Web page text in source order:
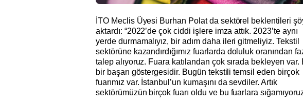
İTO Meclis Üyesi Burhan Polat da sektörel beklentileri
aktardı: “2022’de çok ciddi işlere imza attık. 2023’te aynı
yerde durmamalıyız, bir adım daha ileri gitmeliyiz. Tekstil
sektörüne kazandırdığımız fuarlarda doluluk oranından
talep alıyoruz. Fuara katılandan çok sırada bekleyen var.
bir başarı göstergesidir. Bugün tekstili temsil eden birçok
fuarımız var. İstanbul’un kumaşını da sevdiler. Artık
sektörümüzün birçok fuarı oldu ve bu fuarlara